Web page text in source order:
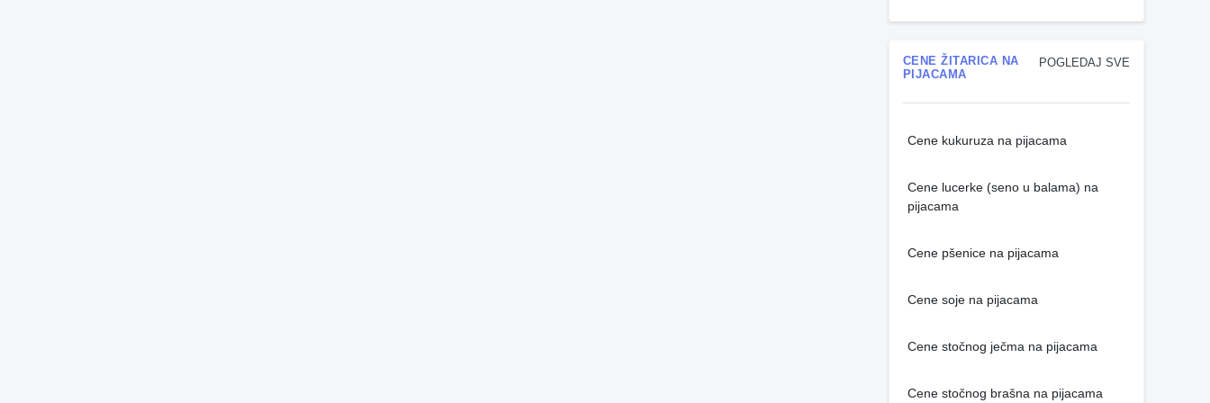
POGLEDAJ SVE
CENE ŽITARICA NA
PIJACAMA
Cene kukuruza na pijacama
Cene lucerke (seno u balama) na
pijacama
Cene pšenice na pijacama
Cene soje na pijacama
Cene stočnog ječma na pijacama
Cene stočnog brašna na pijacama